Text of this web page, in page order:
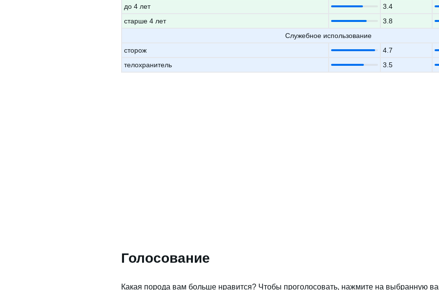
до 4 лет
3.4
старше 4 лет
3.8
Служебное использование
сторож
4.7
телохранитель
3.5
Голосование
Какая порода вам больше нравится? Чтобы проголосовать, нажмите на выбранную